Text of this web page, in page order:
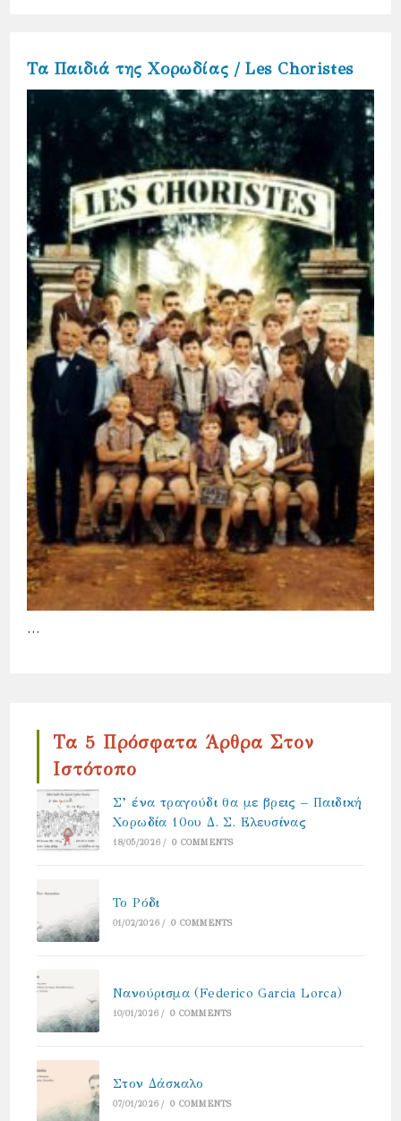
Τα Παιδιά της Χορωδίας / Les Choristes
…
Τα 5 Πρόσφατα Άρθρα Στον
Ιστότοπο
Σ’ ένα τραγούδι θα με βρεις – Παιδική
Χορωδία 10ου Δ. Σ. Ελευσίνας
18/05/2026 / 0 COMMENTS
Το Ρόδι
01/02/2026 / 0 COMMENTS
Νανούρισμα (Federico Garcia Lorca)
10/01/2026 / 0 COMMENTS
Στον Δάσκαλο
07/01/2026 / 0 COMMENTS